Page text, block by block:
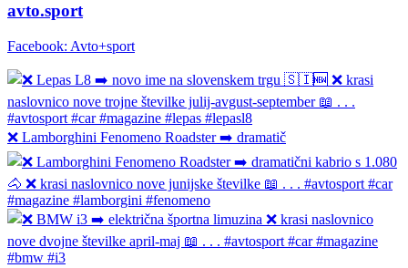
avto.sport
Facebook: Avto+sport
❌ Lamborghini Fenomeno Roadster ➡️ dramatič